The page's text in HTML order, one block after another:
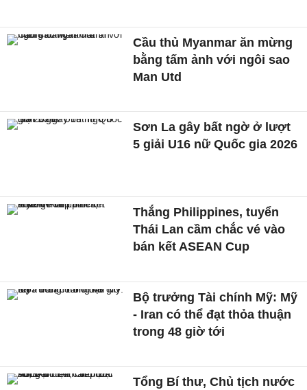
Cầu thủ Myanmar ăn mừng
bằng tấm ảnh với ngôi sao
Man Utd
Sơn La gây bất ngờ ở lượt
5 giải U16 nữ Quốc gia 2026
Thắng Philippines, tuyển
Thái Lan cầm chắc vé vào
bán kết ASEAN Cup
Bộ trưởng Tài chính Mỹ: Mỹ
- Iran có thể đạt thỏa thuận
trong 48 giờ tới
Tổng Bí thư, Chủ tịch nước